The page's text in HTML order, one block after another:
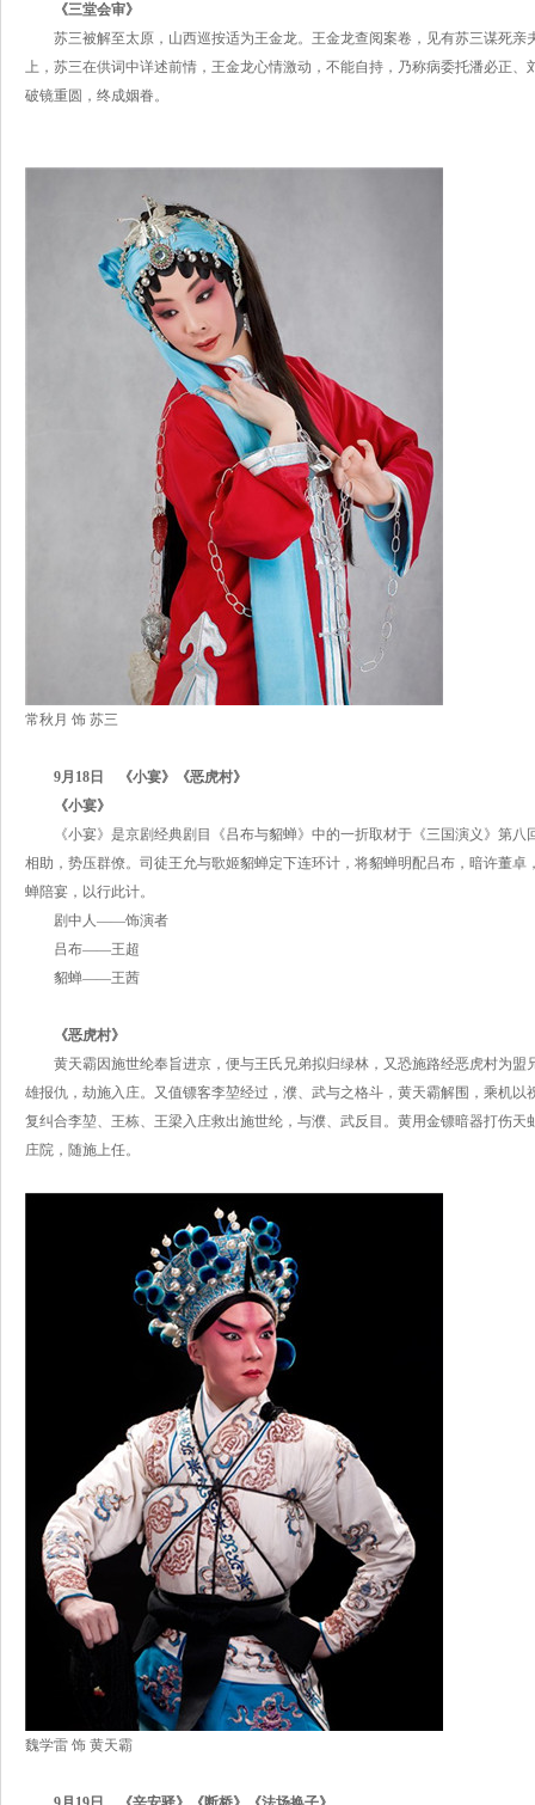
《三堂会审》
苏三被解至太原，山西巡按适为王金龙。王金龙查阅案卷，见有苏三谋死
上，苏三在供词中详述前情，王金龙心情激动，不能自持，乃称病委托潘必正
破镜重圆，终成姻眷。
常秋月 饰 苏三
9月18日
《小宴》《恶虎村》
《小宴》
《小宴》是京剧经典剧目《吕布与貂蝉》中的一折取材于《三国演义》第
相助，势压群僚。司徒王允与歌姬貂蝉定下连环计，将貂蝉明配吕布，暗许董
蝉陪宴，以行此计。
剧中人——饰演者
吕布——王超
貂蝉——王茜
《恶虎村》
黄天霸因施世纶奉旨进京，便与王氏兄弟拟归绿林，又恐施路经恶虎村为
雄报仇，劫施入庄。又值镖客李堃经过，濮、武与之格斗，黄天霸解围，乘机
复纠合李堃、王栋、王梁入庄救出施世纶，与濮、武反目。黄用金镖暗器打伤
庄院，随施上任。
魏学雷 饰 黄天霸